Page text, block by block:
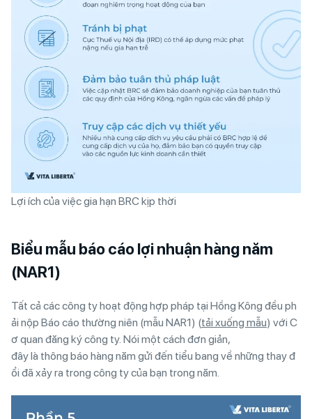
Lợi ích của việc gia hạn BRC kịp thời
Biểu mẫu báo cáo lợi nhuận hàng năm
(NAR1)
Tất cả các công ty hoạt động hợp pháp tại Hồng Kông đều ph
ải nộp Báo cáo thường niên (mẫu NAR1) (tải xuống mẫu) với C
ơ quan đăng ký công ty. Nói một cách đơn giản,
đây là thông báo hàng năm gửi đến tiểu bang về những thay đ
ổi đã xảy ra trong công ty của bạn trong năm.